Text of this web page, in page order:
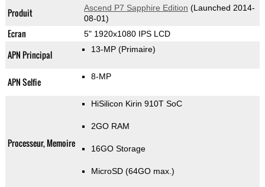
Produit Ascend P7 Sapphire Edition (Launched 2014-
08-01)
Ecran 5" 1920x1080 IPS LCD
APN Principal 13-MP (Primaire)
APN Selfie 8-MP
Processeur, Memoire
HiSilicon Kirin 910T SoC
2GO RAM
16GO Storage
MicroSD (64GO max.)